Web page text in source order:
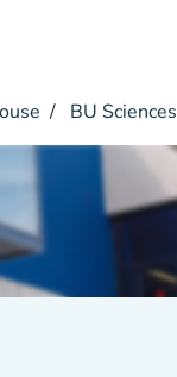
BU Sciences